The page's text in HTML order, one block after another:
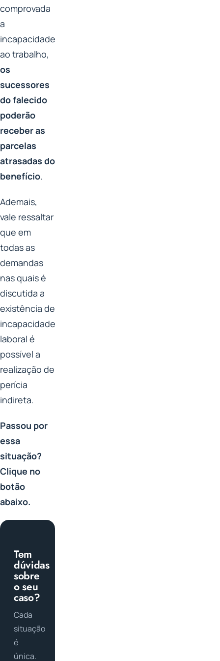
comprovada
a
incapacidade
ao trabalho,
os
sucessores
do falecido
poderão
receber as
parcelas
atrasadas do
benefício.
Ademais,
vale ressaltar
que em
todas as
demandas
nas quais é
discutida a
existência de
incapacidade
laboral é
possível a
realização de
perícia
indireta.
Passou por
essa
situação?
Clique no
botão
abaixo.
Tem
dúvidas
sobre
o seu
caso?
Cada
situação
é
única.